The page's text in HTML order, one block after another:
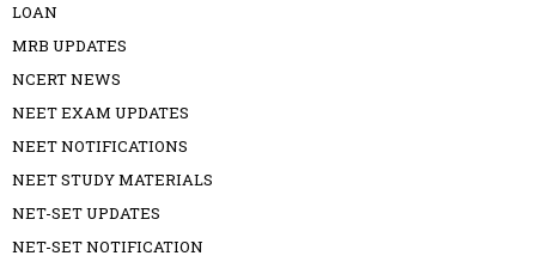
LOAN
MRB UPDATES
NCERT NEWS
NEET EXAM UPDATES
NEET NOTIFICATIONS
NEET STUDY MATERIALS
NET-SET UPDATES
NET-SET NOTIFICATION